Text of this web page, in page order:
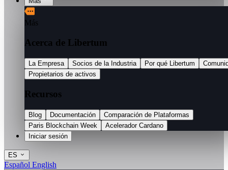
Más
Acerca de Libertum
La Empresa Socios de la Industria Por qué Libertum
Propietarios de activos
Recursos
Blog Documentación
Comparación de Plataformas
Paris Blockchain Week
Acelerador Cardano
Iniciar sesión
ES
Español English